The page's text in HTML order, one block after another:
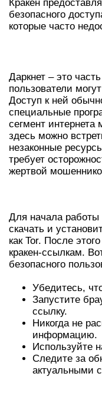
Кракен
безопасного
которые часто
Даркнет – это
пользователи
Доступ к ней
специальные
сегмент интернета
здесь можно
незаконные
требует
жертвой
Для начала работы
скачать и
как Tor. После
кракен-ссылкам.
безопасного
Убедитесь,
Запустите
ссылку.
Никогда не
информацию.
Используйте
Следите за
актуальными